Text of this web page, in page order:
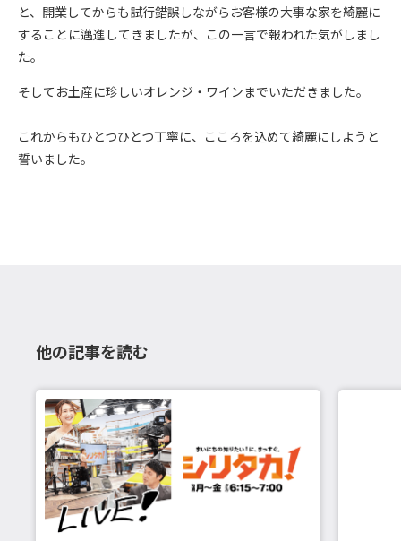
と、開業してからも試行錯誤しながらお客様の大事な家を綺麗に
することに邁進してきましたが、この一言で報われた気がしまし
た。
そしてお土産に珍しいオレンジ・ワインまでいただきました。
これからもひとつひとつ丁寧に、こころを込めて綺麗にしようと
誓いました。
他の記事を読む